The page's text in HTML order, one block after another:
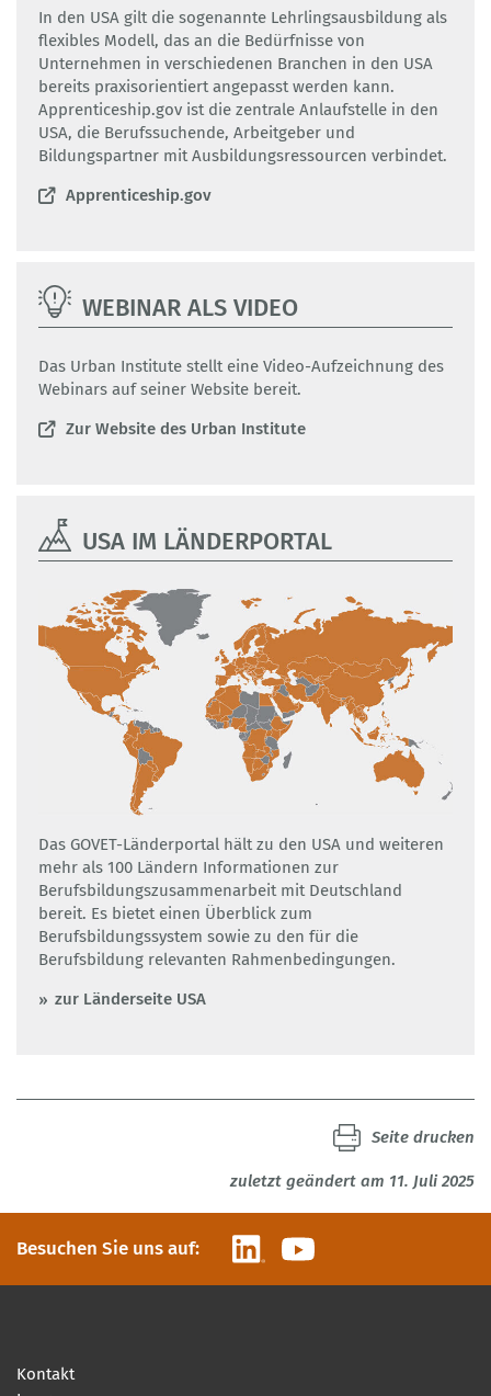
In den USA gilt die sogenannte Lehrlingsausbildung als
flexibles Modell, das an die Bedürfnisse von
Unternehmen in verschiedenen Branchen in den USA
bereits praxisorientiert angepasst werden kann.
Apprenticeship.gov ist die zentrale Anlaufstelle in den
USA, die Berufssuchende, Arbeitgeber und
Bildungspartner mit Ausbildungsressourcen verbindet.
Apprenticeship.gov
WEBINAR ALS VIDEO
Das Urban Institute stellt eine Video-Aufzeichnung des
Webinars auf seiner Website bereit.
Zur Website des Urban Institute
USA IM LÄNDERPORTAL
Das GOVET-Länderportal hält zu den USA und weiteren
mehr als 100 Ländern Informationen zur
Berufsbildungszusammenarbeit mit Deutschland
bereit. Es bietet einen Überblick zum
Berufsbildungssystem sowie zu den für die
Berufsbildung relevanten Rahmenbedingungen.
zur Länderseite USA
zuletzt geändert am 11. Juli 2025
Seite drucken
Besuchen Sie uns auf: LinkedInYouTube
Kontakt